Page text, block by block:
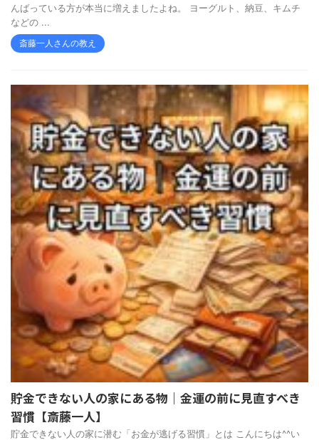
んばっている方が本当に増えましたよね。 ヨーグルト、納豆、キムチ
などの ...
斎藤一人さんの教え
貯金できない人の家にある物｜金運の前に見直すべき
習慣【斎藤一人】
貯金できない人の家に潜む「お金が逃げる習慣」とは こんにちは^^い